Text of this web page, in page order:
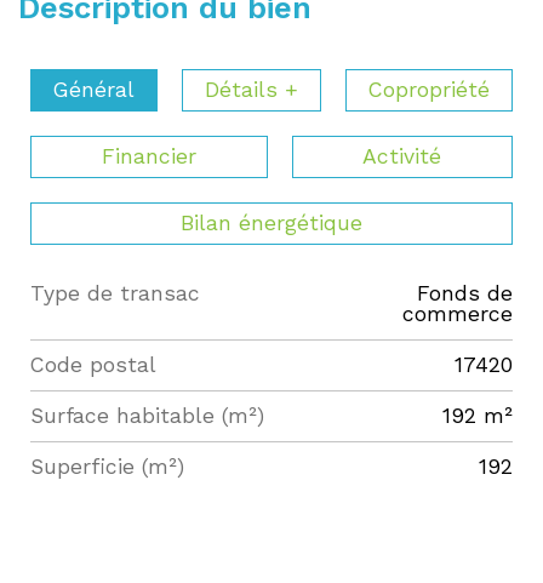
Description du bien
Général Détails + Copropriété
Financier Activité
Bilan énergétique
Label Value
Type de transac
Fonds de
commerce
Code postal 17420
Surface habitable (m²) 192 m²
Superficie (m²) 192